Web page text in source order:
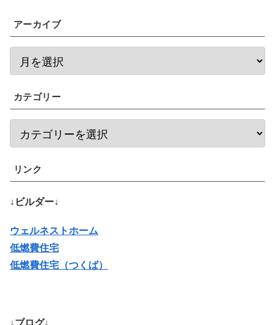
アーカイブ
カテゴリー
リンク
↓ビルダー↓
ウェルネストホーム
低燃費住宅
低燃費住宅（つくば）